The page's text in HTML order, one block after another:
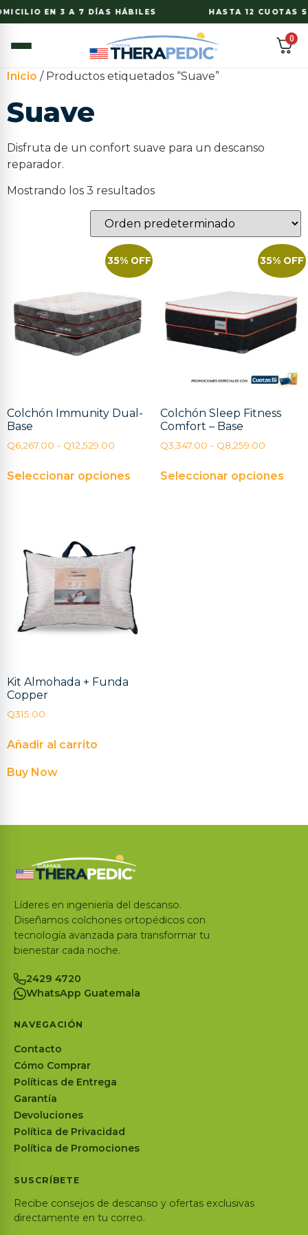
EN 3 A 7 DÍAS HÁBILES HASTA 12 CUOTAS
0
Inicio / Productos etiquetados “Suave”
Suave
Disfruta de un confort suave para un descanso
reparador.
Mostrando los 3 resultados
35% OFF
Colchón Immunity Dual-
Base
Q6,267.00 - Q12,529.00
Seleccionar opciones
35% OFF
Colchón Sleep Fitness
Comfort – Base
Q3,347.00 - Q8,259.00
Seleccionar opciones
Kit Almohada + Funda
Copper
Q315.00
Añadir al carrito
Buy Now
Líderes en ingeniería del descanso.
Diseñamos colchones ortopédicos con
tecnología avanzada para transformar tu
bienestar cada noche.
2429 4720
WhatsApp Guatemala
NAVEGACIÓN
Contacto
Cómo Comprar
Políticas de Entrega
Garantía
Devoluciones
Política de Privacidad
Política de Promociones
SUSCRÍBETE
Recibe consejos de descanso y ofertas exclusivas
directamente en tu correo.